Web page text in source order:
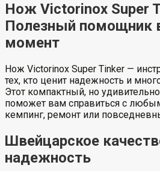
Нож Victorinox Super
Полезный помощник
момент
Нож Victorinox Super Tinker —
тех, кто ценит надежность и
Этот компактный, но
поможет вам справиться с
кемпинг, ремонт или
Швейцарское
надежность